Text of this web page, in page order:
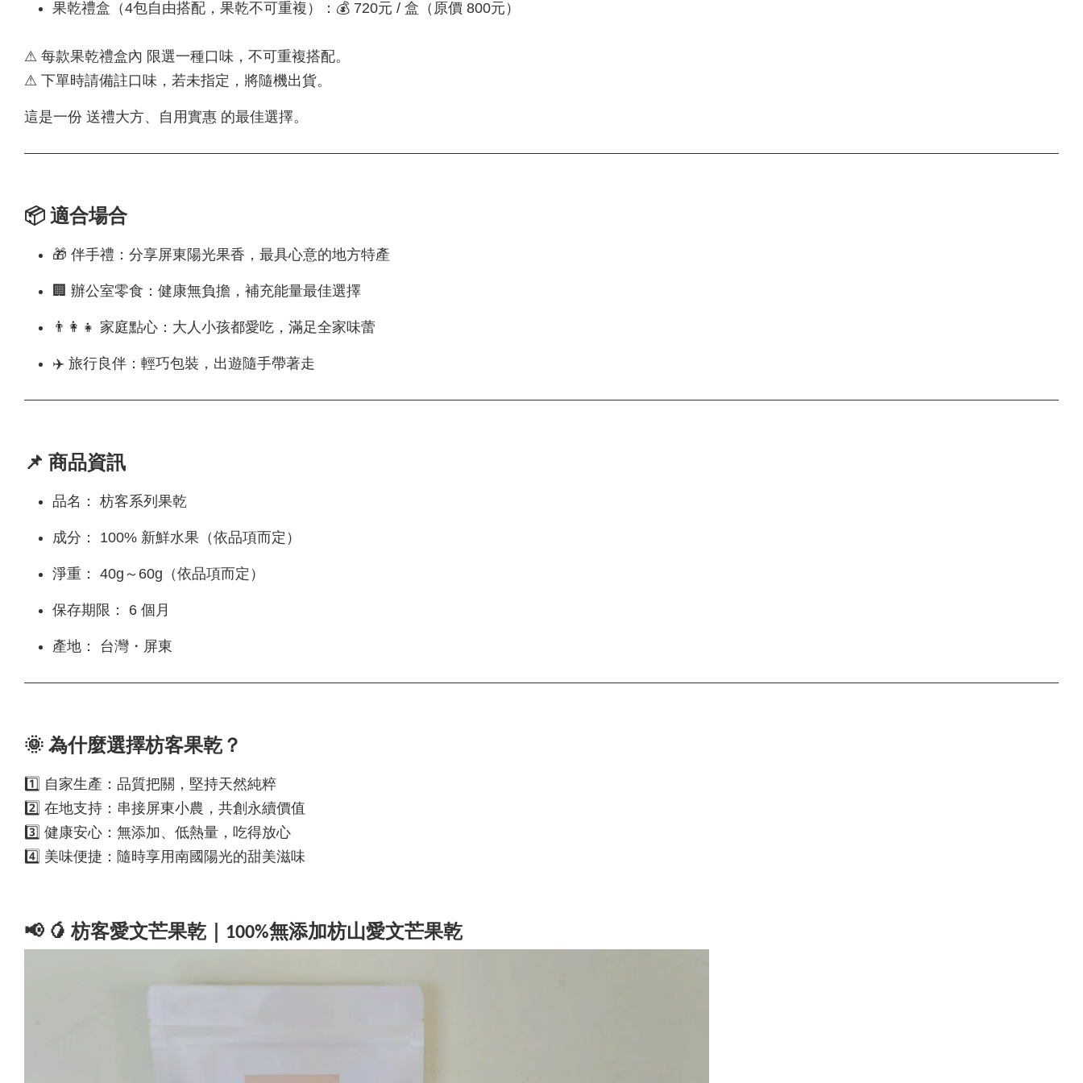
果乾禮盒（4包自由搭配，果乾不可重複）：💰 720元 / 盒（原價 800元）
⚠ 每款果乾禮盒內 限選一種口味，不可重複搭配。
⚠ 下單時請備註口味，若未指定，將隨機出貨。
這是一份 送禮大方、自用實惠 的最佳選擇。
📦 適合場合
🎁 伴手禮：分享屏東陽光果香，最具心意的地方特產
🏢 辦公室零食：健康無負擔，補充能量最佳選擇
👨‍👩‍👧 家庭點心：大人小孩都愛吃，滿足全家味蕾
✈️ 旅行良伴：輕巧包裝，出遊隨手帶著走
📌 商品資訊
品名： 枋客系列果乾
成分： 100% 新鮮水果（依品項而定）
淨重： 40g～60g（依品項而定）
保存期限： 6 個月
產地： 台灣・屏東
🌞 為什麼選擇枋客果乾？
1️⃣ 自家生產：品質把關，堅持天然純粹
2️⃣ 在地支持：串接屏東小農，共創永續價值
3️⃣ 健康安心：無添加、低熱量，吃得放心
4️⃣ 美味便捷：隨時享用南國陽光的甜美滋味
📢 🥭枋客愛文芒果乾 ｜100%無添加枋山愛文芒果乾